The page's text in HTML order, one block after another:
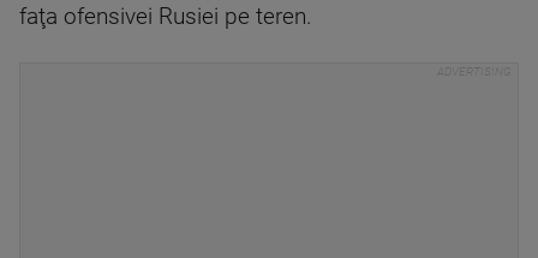
faţa ofensivei Rusiei pe teren.